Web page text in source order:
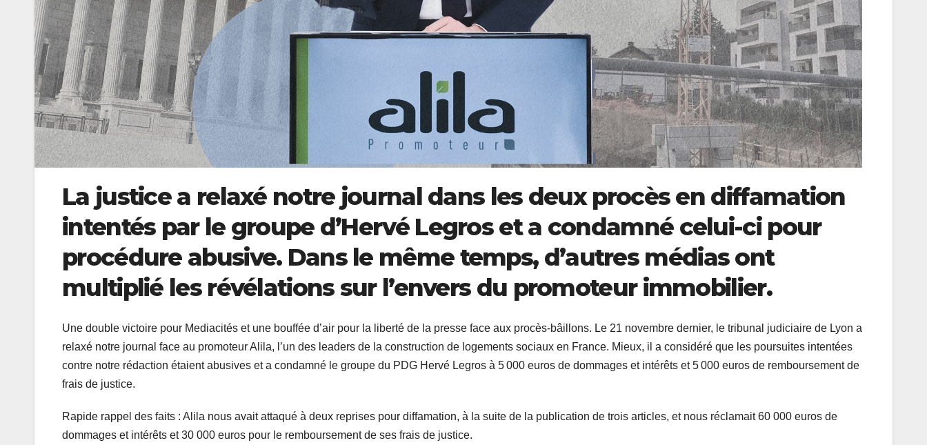
La justice a relaxé notre journal dans les deux procès en diffamation
intentés par le groupe d’Hervé Legros et a condamné celui-ci pour
procédure abusive. Dans le même temps, d’autres médias ont
multiplié les révélations sur l’envers du promoteur immobilier.
Une double victoire pour Mediacités et une bouffée d’air pour la liberté de la presse face aux procès‐bâillons. Le 21 novembre dernier, le tribunal judiciaire de Lyon a
relaxé notre journal face au promoteur Alila, l’un des leaders de la construction de logements sociaux en France. Mieux, il a considéré que les poursuites intentées
contre notre rédaction étaient abusives et a condamné le groupe du PDG Hervé Legros à 5 000 euros de dommages et intérêts et 5 000 euros de remboursement de
frais de justice.
Rapide rappel des faits : Alila nous avait attaqué à deux reprises pour diffamation, à la suite de la publication de trois articles, et nous réclamait 60 000 euros de
dommages et intérêts et 30 000 euros pour le remboursement de ses frais de justice.